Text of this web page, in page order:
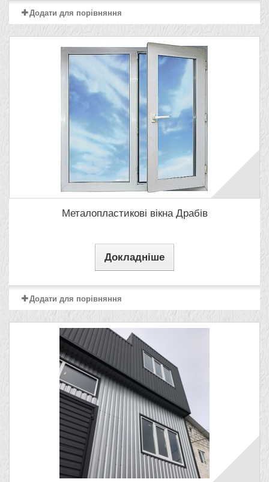
Додати для порівняння
Металопластикові вікна Драбів
Докладніше
Додати для порівняння